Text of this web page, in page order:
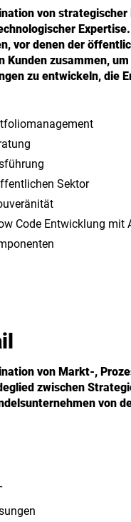
von strategischer
vor denen der
zusammen, um
zu entwickeln, die
Sektor
Code Entwicklung mit
von Markt-,
zwischen
von